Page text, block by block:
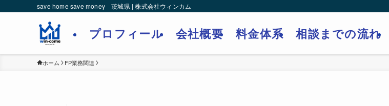
save home save money 茨城県 | 株式会社ウィンカム
プロフィール 会社概要 料金体系 相談までの流れ
ホーム FP業務関連